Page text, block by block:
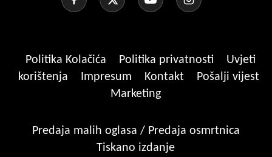
Politika Kolačića Politika privatnosti
Uvjeti
korištenja
Impresum Kontakt
Pošalji vijest
Marketing
Predaja malih oglasa / Predaja osmrtnica
Tiskano izdanje